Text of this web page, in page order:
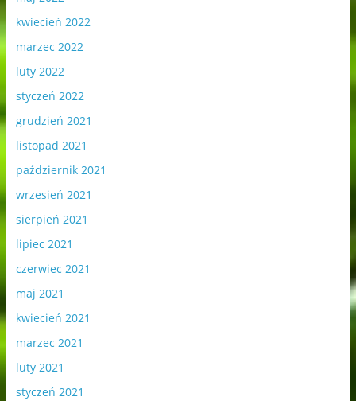
kwiecień 2022
marzec 2022
luty 2022
styczeń 2022
grudzień 2021
listopad 2021
październik 2021
wrzesień 2021
sierpień 2021
lipiec 2021
czerwiec 2021
maj 2021
kwiecień 2021
marzec 2021
luty 2021
styczeń 2021